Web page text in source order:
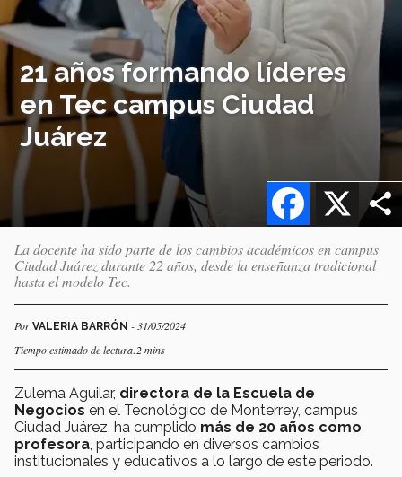
21 años formando líderes
en Tec campus Ciudad
Juárez
X
Facebook
La docente ha sido parte de los cambios académicos en campus
Ciudad Juárez durante 22 años, desde la enseñanza tradicional
hasta el modelo Tec.
Por VALERIA BARRÓN - 31/05/2024
Tiempo estimado de lectura:2 mins
Zulema Aguilar, directora de la Escuela de
Negocios en el Tecnológico de Monterrey, campus
Ciudad Juárez, ha cumplido más de 20 años como
profesora , participando en diversos cambios
institucionales y educativos a lo largo de este periodo.